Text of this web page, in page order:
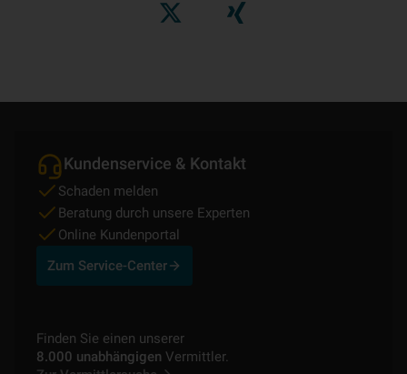
Kundenservice & Kontakt
Schaden melden
Beratung durch unsere Experten
Online Kundenportal
Zum Service-Center
Finden Sie einen unserer
8.000 unabhängigen Vermittler.